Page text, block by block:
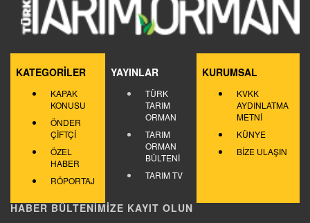
KATEGORİLER
KAPAK
KONUSU
ÖNDER
ÇİFTÇİ
ÖZEL
HABER
RÖPORTAJ
YAYINLAR
TÜRK
TARIM
ORMAN
TARIM
ORMAN
BÜLTENİ
TARIM TV
KURUMSAL
KVKK
AYDINLATMA
METNİ
KÜNYE
BİZE ULAŞIN
HABER BÜLTENİMİZE KAYIT OLUN